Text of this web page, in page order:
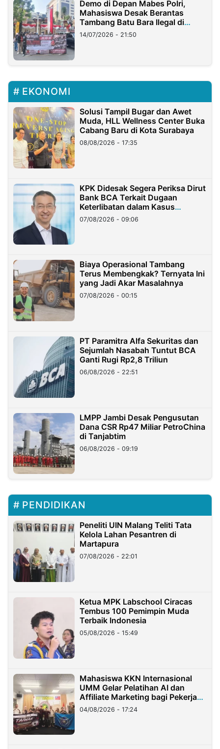
Demo di Depan Mabes Polri,
Mahasiswa Desak Berantas
Tambang Batu Bara Ilegal di
Lampung
14/07/2026 - 21:50
EKONOMI
Solusi Tampil Bugar dan Awet
Muda, HLL Wellness Center Buka
Cabang Baru di Kota Surabaya
08/08/2026 - 17:35
KPK Didesak Segera Periksa Dirut
Bank BCA Terkait Dugaan
Keterlibatan dalam Kasus
Hilangnya Dana Nasabah Rp2,58
Miliar
07/08/2026 - 09:06
Biaya Operasional Tambang
Terus Membengkak? Ternyata Ini
yang Jadi Akar Masalahnya
07/08/2026 - 00:15
PT Paramitra Alfa Sekuritas dan
Sejumlah Nasabah Tuntut BCA
Ganti Rugi Rp2,8 Triliun
06/08/2026 - 22:51
LMPP Jambi Desak Pengusutan
Dana CSR Rp47 Miliar PetroChina
di Tanjabtim
06/08/2026 - 09:19
PENDIDIKAN
Peneliti UIN Malang Teliti Tata
Kelola Lahan Pesantren di
Martapura
07/08/2026 - 22:01
Ketua MPK Labschool Ciracas
Tembus 100 Pemimpin Muda
Terbaik Indonesia
05/08/2026 - 15:49
Mahasiswa KKN Internasional
UMM Gelar Pelatihan AI dan
Affiliate Marketing bagi Pekerja
Migran Indonesia di Taiwan
04/08/2026 - 17:24